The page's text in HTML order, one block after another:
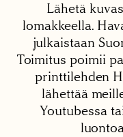
Lähetä
lomakkeella.
julkaistaan
Toimitus poimii
printtilehden
lähettää
Youtubessa